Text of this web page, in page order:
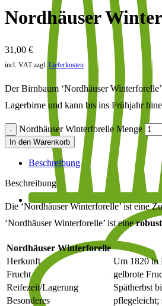
Nordhäuser
31,00 €
incl. VAT zzgl.Lieferkosten
Der Birnbaum ‘Nordhäuser
Lagerbirne und kann bis ins Frühjahr
Nordhäuser Winterforelle Menge
In den Warenkorb
Beschreibung
Beschreibung
Die ‘Nordhäuser Winterforelle’ ist eine
‘Nordhäuser Winterforelle’ ist eine
Nordhäuser Winterforelle
Herkunft
Um 1820 in
Frucht
gelbrote
Reifezeit/Lagerung
Spätherbst
Besonderes
pflegeleicht;